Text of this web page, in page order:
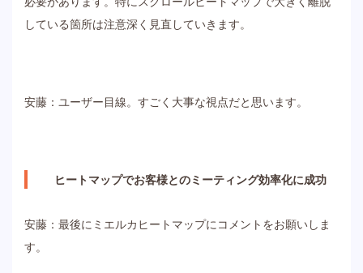
している箇所は注意深く見直していきます。
安藤：ユーザー目線。すごく大事な視点だと思います。
ヒートマップでお客様とのミーティング効率化に成功
安藤：最後にミエルカヒートマップにコメントをお願いしま
す。